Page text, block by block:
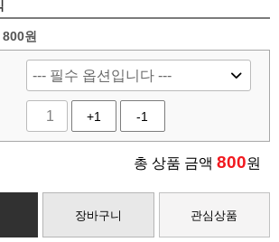
800원
+1 -1
총 상품 금액 800원
장바구니 관심상품